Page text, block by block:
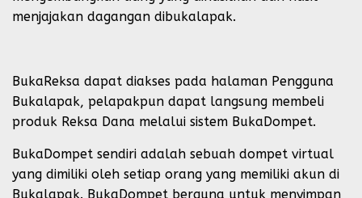
menjajakan dagangan dibukalapak.
BukaReksa dapat diakses pada halaman Pengguna
Bukalapak, pelapakpun dapat langsung membeli
produk Reksa Dana melalui sistem BukaDompet.
BukaDompet sendiri adalah sebuah dompet virtual
yang dimiliki oleh setiap orang yang memiliki akun di
Bukalapak. BukaDompet berguna untuk menyimpan